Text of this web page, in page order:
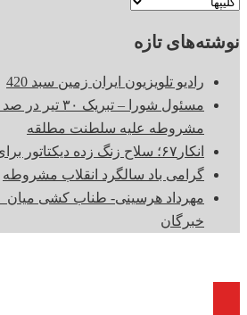
نوشته‌های تازه
رادیو تلویزیون ایران زمین سبد 420
مسئول شورا –
مشروطه علیه سلطنت مطلقه
انکار۶۷؛ سلاح زنگ زده دیکتاتور برای فرار از عدالت!
گرامی باد سالگرد انقلاب مشروطه
مهرداد هرسینی- طناب کشی
خبرگان